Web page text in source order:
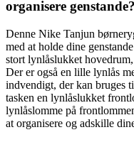
organisere genstande?
Denne Nike Tanjun
med at holde dine
stort lynlåslukket
Der er også en lille lynlås
indvendigt, der kan bruges
tasken en lynlåslukket
lynlåslomme på
at organisere og adskille